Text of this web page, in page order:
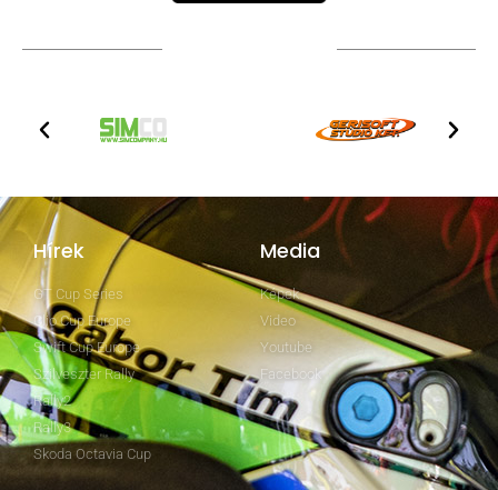
Hírek
GT Cup Series
Clio Cup Europe
Swift Cup Europe
Szilveszter Rally
Rally2
Rally3
Skoda Octavia Cup
Media
Képek
Video
Youtube
Facebook